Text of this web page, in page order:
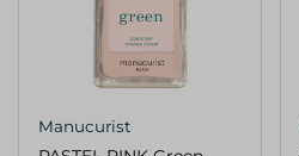
Manucurist